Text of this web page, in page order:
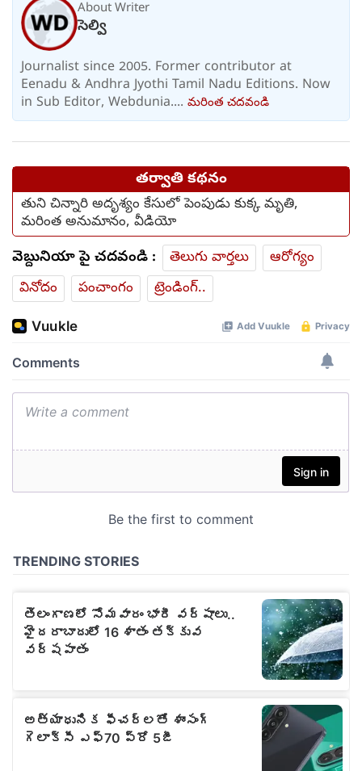
About Writer
సెల్వి
Journalist since 2005. Former contributor at
Eenadu & Andhra Jyothi Tamil Nadu Editions. Now
in Sub Editor, Webdunia.... మరింత చదవండి
తర్వాతి కథనం
తుని చిన్నారి అదృశ్యం కేసులో పెంపుడు కుక్క మృతి,
మరింత అనుమానం, వీడియో
వెబ్దునియా పై చదవండి : తెలుగు వార్తలు
ఆరోగ్యం
వినోదం
పంచాంగం ట్రెండింగ్..